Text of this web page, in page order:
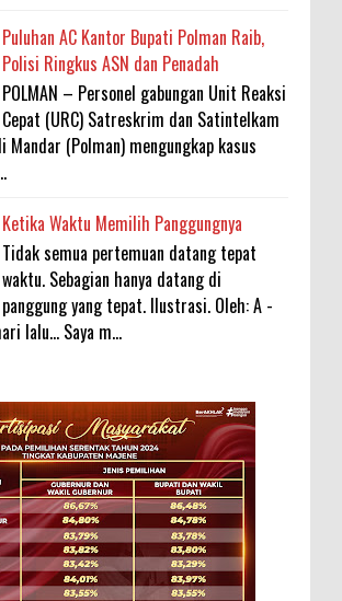
Puluhan AC Kantor Bupati Polman Raib,
Polisi Ringkus ASN dan Penadah
POLMAN – Personel gabungan Unit Reaksi
Cepat (URC) Satreskrim dan Satintelkam
Mandar (Polman) mengungkap kasus
Ketika Waktu Memilih Panggungnya
Tidak semua pertemuan datang tepat
waktu. Sebagian hanya datang di
panggung yang tepat. Ilustrasi. Oleh: A -
lalu... Saya m...